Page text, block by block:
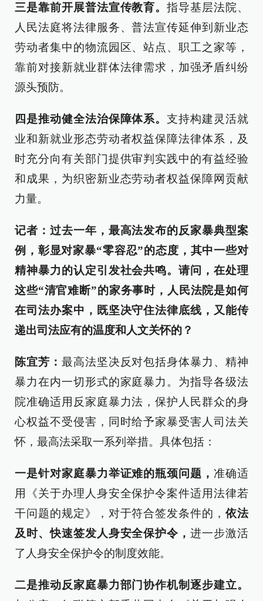
三是靠前开展普法宣传教育。指导基层法院、
人民法庭将法律服务、普法宣传延伸到新业态
劳动者集中的物流园区、站点、职工之家等，
靠前对接新就业群体法律需求，加强矛盾纠纷
源头预防。
四是推动健全法治保障体系。支持构建灵活就
业和新就业形态劳动者权益保障法律体系，及
时充分向有关部门提供审判实践中的有益经验
和成果，为织密新业态劳动者权益保障网贡献
力量。
记者：过去一年，最高法发布的反家暴典型案
例，彰显对家暴“零容忍”的态度，其中一些对
精神暴力的认定引发社会共鸣。请问，在处理
这些“清官难断”的家务事时，人民法院是如何
在司法办案中，既坚决守住法律底线，又能传
递出司法应有的温度和人文关怀的？
陈宜芳： 最高法坚决反对包括身体暴力、精神
暴力在内一切形式的家庭暴力。为指导各级法
院准确适用反家庭暴力法，保护人民群众的身
心权益不受侵害，同时给予家暴受害人司法关
怀，最高法采取一系列举措。具体包括：
一是针对家庭暴力举证难的瓶颈问题， 准确适
用《关于办理人身安全保护令案件适用法律若
干问题的规定》，对于符合签发条件的，依法
及时、快速签发人身安全保护令，进一步激活
了人身安全保护令的制度效能。
二是推动反家庭暴力部门协作机制逐步建立。